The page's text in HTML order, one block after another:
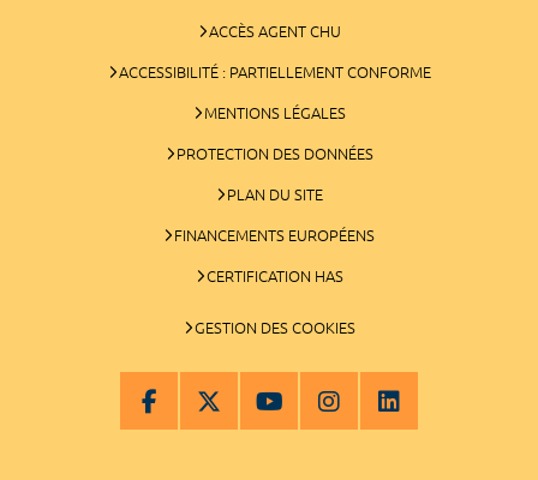
ACCÈS AGENT CHU
ACCESSIBILITÉ : PARTIELLEMENT CONFORME
MENTIONS LÉGALES
PROTECTION DES DONNÉES
PLAN DU SITE
FINANCEMENTS EUROPÉENS
CERTIFICATION HAS
GESTION DES COOKIES